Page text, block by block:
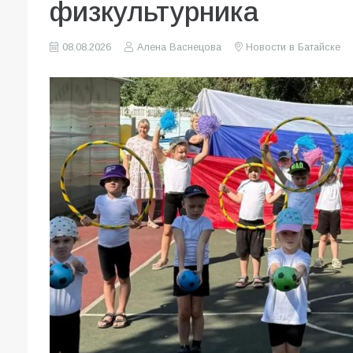
физкультурника
08.08.2026 Алена Васнецова Новости в Батайске